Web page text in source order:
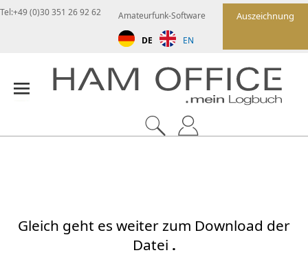
Auszeichnung
Amateurfunk-Software
DE EN
Tel:+49 (0)30 351 26 92 62
Gleich geht es weiter zum Download der
Datei .